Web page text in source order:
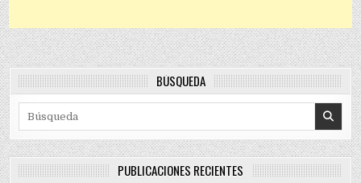
BÚSQUEDA
PUBLICACIONES RECIENTES